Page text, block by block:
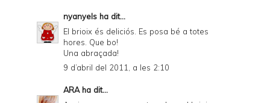
nyanyels ha dit...
El brioix és deliciós. Es posa bé a totes
hores. Que bo!
Una abraçada!
9 d’abril del 2011, a les 2:10
ARAha dit...